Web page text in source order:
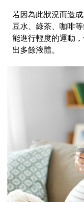
若因為此狀況而造
豆水、綠茶、咖啡
能進行輕度的運動
出多餘液體。